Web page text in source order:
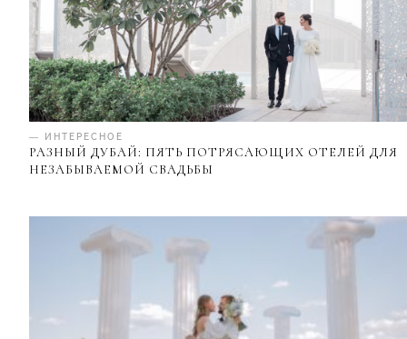
— ИНТЕРЕСНОЕ
РАЗНЫЙ ДУБАЙ: ПЯТЬ ПОТРЯСАЮЩИХ ОТЕЛЕЙ ДЛЯ
НЕЗАБЫВАЕМОЙ СВАДЬБЫ